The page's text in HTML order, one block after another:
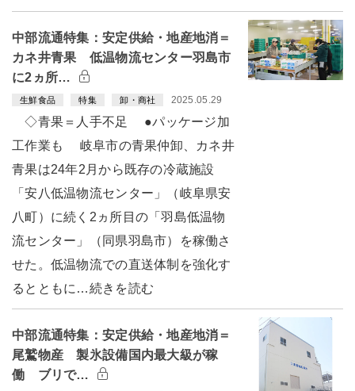
中部流通特集：安定供給・地産地消＝
カネ井青果 低温物流センター羽島市
に2ヵ所…
生鮮食品 特集 卸・商社 2025.05.29
◇青果＝人手不足 ●パッケージ加
工作業も 岐阜市の青果仲卸、カネ井
青果は24年2月から既存の冷蔵施設
「安八低温物流センター」（岐阜県安
八町）に続く2ヵ所目の「羽島低温物
流センター」（同県羽島市）を稼働さ
せた。低温物流での直送体制を強化す
るとともに…続きを読む
中部流通特集：安定供給・地産地消＝
尾鷲物産 製氷設備国内最大級が稼
働 ブリで…